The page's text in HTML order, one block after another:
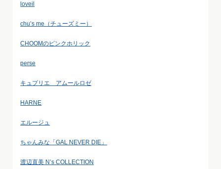
loveil
chu’s me（チューズミー）
CHOOMのピンクホリック
perse
キュプリエ アムールロゼ
HARNE
エルージュ
ちゃんみな「GAL NEVER DIE」
渡辺直美 N’s COLLECTION